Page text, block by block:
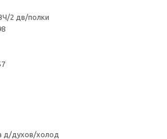
2 дв/полки
д/духов/холод